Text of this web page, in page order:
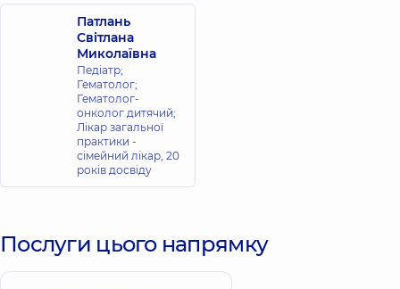
Патлань
Світлана
Миколаївна
Педіатр;
Гематолог;
Гематолог-
онколог дитячий;
Лікар загальної
практики -
сімейний лікар, 20
років досвіду
Послуги цього напрямку